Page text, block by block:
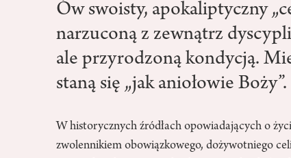
Ów swoisty, apokaliptyczny
narzuconą z zewnątrz
ale przyrodzoną kondycją.
staną się „jak aniołowie Boży”.
W historycznych źródłach opowiadających o
zwolennikiem obowiązkowego, dożywotniego